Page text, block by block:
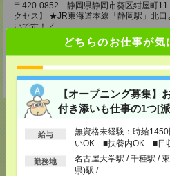
どちらのお仕事が気
【オープニング募集】
付き添いも仕事の1つ[
給与
無資格未経験：時給
いOK ■扶養内OK ■日
以上
勤務地
名古屋大学駅 / 千種駅 /
県)駅 / …
〒420-0852 静岡県静岡市葵区紺屋町
クセス】 ★JR東海道本線「静岡駅」北
いです！／
TEL：0120-47-1069
FAX：054-252-2410
MAIL：shizuoka@athuman.com
担当：人材開発部
受付可能日時：平日9：00～18：00 お
応募ペ